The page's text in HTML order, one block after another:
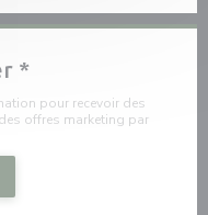
*
pour recevoir des
offres marketing par